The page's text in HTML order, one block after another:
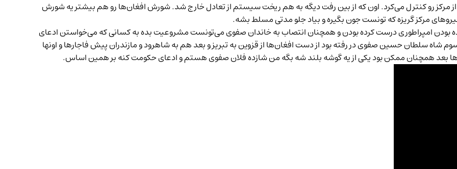
از مرکز رو کنترل می‌کرد. اون که از بین رفت دیگه به هم ریخت سیستم از تعادل خارج شد. شورش افغان‌ها رو هم بیشتر یه شورش
مرکز گریزه که تونست جون بگیره و بیاد جلو مدتی مسلط بشه.
بودن امپراطوری درست کرده بودن و همچنان انتصاب به خاندان صفوی می‌تونست مشروعیت بده به کسانی که می‌خواستن ادعای
سلطان حسین صفوی در رفته بود از دست افغان‌ها از قزوین به تبریز و بعد هم به شاهرود و مازندران پیش فاجارها و اونها
بعد همچنان ممکن بود یکی از یه گوشه بلند شه بگه من شازده فلان صفوی هستم و ادعای حکومت کنه بر همین اساس.